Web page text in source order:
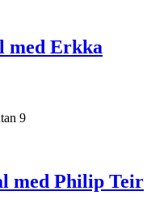
med Erkka
9
med Philip Teir